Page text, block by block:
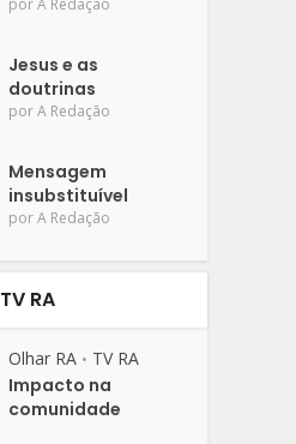
porA Redação
Jesus e as
doutrinas
porA Redação
Mensagem
insubstituível
porA Redação
TV RA
Olhar RA • TV RA
Impacto na
comunidade